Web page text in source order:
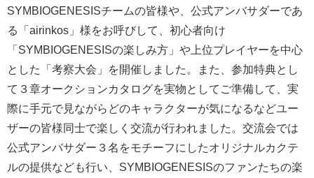
SYMBIOGENESISチームの皆様や、公式アンバサダーであ
る「airinkos」様をお呼びして、初心者向け
「SYMBIOGENESISの楽しみ方」や上位プレイヤーを中心
とした「考察大会」を開催しました。また、参加特典とし
て３章オークションカタログを実物としてご準備して、実
際に手元で見ながらどのキャラクターが気になるなどユー
ザーの皆様同士で楽しく交流が行われました。交流会では
公式アンバサダー３名をモチーフにしたオリジナルカクテ
ルの提供なども行い、SYMBIOGENESISのファンたちの楽